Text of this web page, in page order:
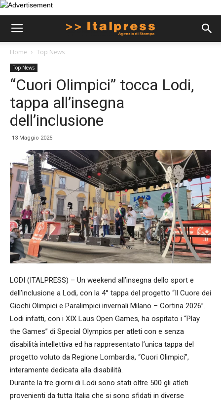
Home Top News
Top News
“Cuori Olimpici” tocca Lodi,
tappa all’insegna
dell’inclusione
13 Maggio 2025
LODI (ITALPRESS) – Un weekend all’insegna dello sport e
dell’inclusione a Lodi, con la 4° tappa del progetto “Il Cuore dei
Giochi Olimpici e Paralimpici invernali Milano – Cortina 2026”.
Lodi infatti, con i XIX Laus Open Games, ha ospitato i “Play
the Games” di Special Olympics per atleti con e senza
disabilità intellettiva ed ha rappresentato l’unica tappa del
progetto voluto da Regione Lombardia, “Cuori Olimpici”,
interamente dedicata alla disabilità.
Durante la tre giorni di Lodi sono stati oltre 500 gli atleti
provenienti da tutta Italia che si sono sfidati in diverse